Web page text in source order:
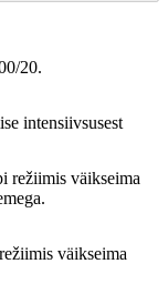
20.
intensiivsusest
režiimis väikseima
väikseima